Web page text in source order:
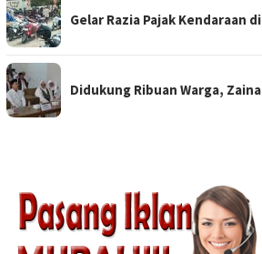
Gelar Razia Pajak Kendaraan
Didukung Ribuan Warga,